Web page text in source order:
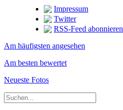
Impressum
Twitter
RSS-Feed abonnieren
Am häufigsten angesehen
Am besten bewertet
Neueste Fotos